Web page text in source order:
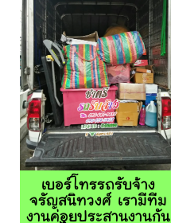
เบอร์โทรรถรับจ้าง
จรัญสนิทวงศ์ เรามีทีม
งานค่อยประสานงานกัน